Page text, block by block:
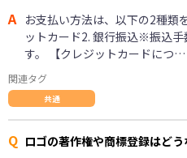
A お支払い方法は、以下の2種類
ットカード2. 銀行振込※振込
す。 【クレジットカードにつ…
関連タグ
共通
Q ロゴの著作権や商標登録はどう